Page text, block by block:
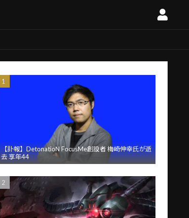
【訃報】DetonatioN FocusMe創設者 梅崎伸幸氏が逝
去 享年44